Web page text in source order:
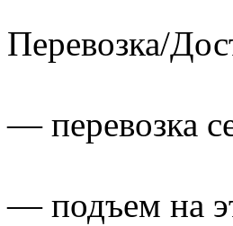
Перевозка/
— перевозка
— подъем на